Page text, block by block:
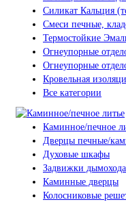
Силикат Кальция
Смеси печные,
Термостойкие
Огнеупорные
Огнеупорные
Кровельная
Все категории
Каминное/печное
Дверцы печные/
Духовые шкафы
Задвижки
Каминные дверцы
Колосниковые